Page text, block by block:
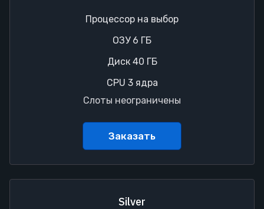
Процессор на выбор
ОЗУ 6 ГБ
Диск 40 ГБ
CPU 3 ядра
Слоты неограничены
Заказать
Silver